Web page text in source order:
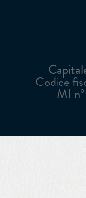
Codice
- MI